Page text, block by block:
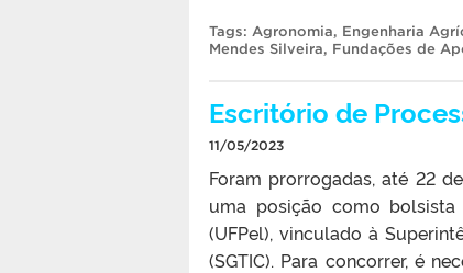
Tags: Agronomia, Engenharia
Mendes Silveira, Fundações de
Escritório de
11/05/2023
Foram prorrogadas, até 22
uma posição como
(UFPel), vinculado à
(SGTIC). Para concorrer, é